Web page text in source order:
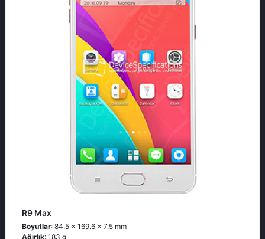
R9 Max
Boyutlar: 84.5 x 169.6 x 7.5 mm
Ağırlık: 183 g